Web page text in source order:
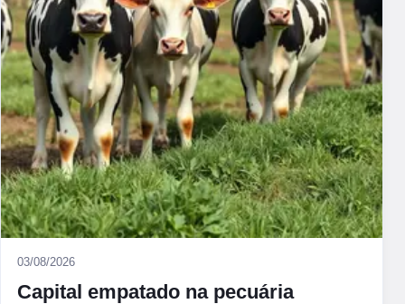
03/08/2026
Capital empatado na pecuária